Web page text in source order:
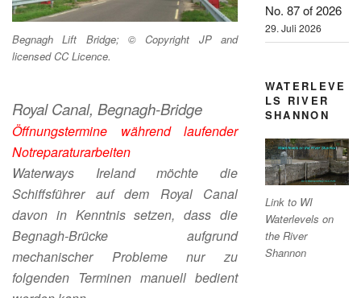
Begnagh Lift Bridge; © Copyright JP and
licensed CC Licence.
Royal Canal, Begnagh-Bridge
Öffnungstermine während laufender
Notreparaturarbeiten
Waterways Ireland möchte die
Schiffsführer auf dem Royal Canal
davon in Kenntnis setzen, dass die
Begnagh-Brücke aufgrund
mechanischer Probleme nur zu
folgenden Terminen manuell bedient
No. 87 of 2026
29. Juli 2026
WATERLEVE
LS RIVER
SHANNON
Link to WI
Waterlevels on
the River
Shannon